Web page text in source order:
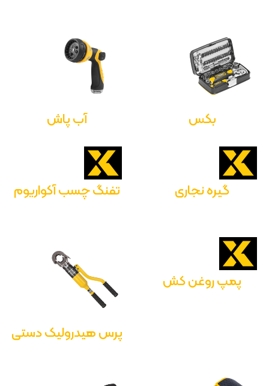
بکس آب پاش
گیره نجاری تفنگ چسب آکواریوم
پمپ روغن کش
پرس هیدرولیک دستی